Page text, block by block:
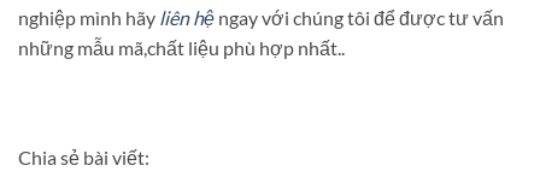
nghiệp mình hãy liên hệ ngay với chúng tôi để được tư vấn
những mẫu mã,chất liệu phù hợp nhất..
Chia sẻ bài viết: